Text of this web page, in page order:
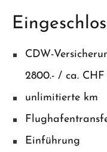
CDW-
2800.- / ca. CHF
unlimitierte km
Einführung